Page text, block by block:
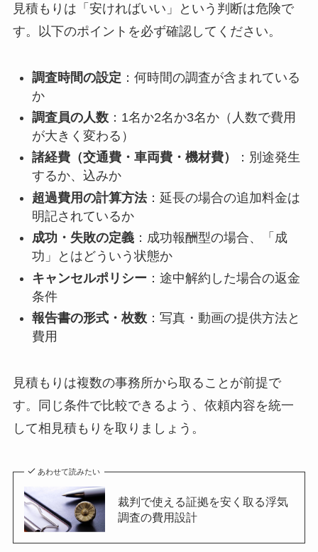
見積もりは「安ければいい」という判断は危険で
す。以下のポイントを必ず確認してください。
調査時間の設定 ：何時間の調査が含まれている
か
調査員の人数：1名か2名か3名か（人数で費用
が大きく変わる）
諸経費（交通費・車両費・機材費）
：別途発生
するか、込みか
超過費用の計算方法：延長の場合の追加料金は
明記されているか
成功・失敗の定義：成功報酬型の場合、「成
功」とはどういう状態か
キャンセルポリシー ：途中解約した場合の返金
条件
報告書の形式・枚数：写真・動画の提供方法と
費用
見積もりは複数の事務所から取ることが前提で
す。同じ条件で比較できるよう、依頼内容を統一
して相見積もりを取りましょう。
あわせて読みたい
裁判で使える証拠を安く取る浮気
調査の費用設計